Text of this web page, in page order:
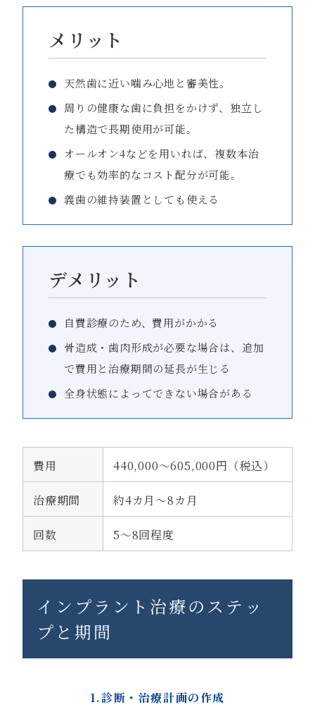
メリット
天然歯に近い噛み心地と審美性。
周りの健康な歯に負担をかけず、独立し
た構造で長期使用が可能。
オールオン4などを用いれば、複数本治
療でも効率的なコスト配分が可能。
義歯の維持装置としても使える
デメリット
自費診療のため、費用がかかる
骨造成・歯肉形成が必要な場合は、追加
で費用と治療期間の延長が生じる
全身状態によってできない場合がある
費用 440,000〜605,000円（税込）
治療期間 約4カ月～8カ月
回数 5～8回程度
インプラント治療のステッ
プと期間
1.診断・治療計画の作成